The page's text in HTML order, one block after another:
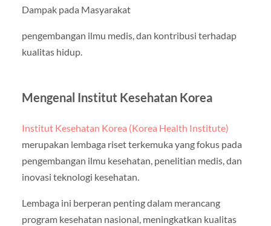
Dampak pada Masyarakat
pengembangan ilmu medis, dan kontribusi terhadap
kualitas hidup.
Mengenal Institut Kesehatan Korea
Institut Kesehatan Korea (Korea Health Institute)
merupakan lembaga riset terkemuka yang fokus pada
pengembangan ilmu kesehatan, penelitian medis, dan
inovasi teknologi kesehatan.
Lembaga ini berperan penting dalam merancang
program kesehatan nasional, meningkatkan kualitas